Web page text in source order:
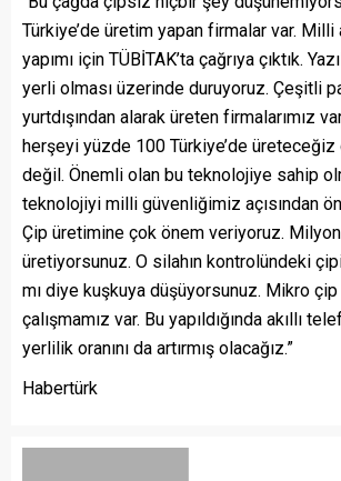
Türkiye’de üretim yapan firmalar var. Milli
yapımı için TÜBİTAK’ta çağrıya çıktık.
yerli olması üzerinde duruyoruz. Çeşitli
yurtdışından alarak üreten firmalarımız
herşeyi yüzde 100 Türkiye’de
değil. Önemli olan bu teknolojiye sahip
teknolojiyi milli güvenliğimiz açısından
Çip üretimine çok önem veriyoruz.
üretiyorsunuz. O silahın kontrolündeki
mı diye kuşkuya düşüyorsunuz. Mikro
çalışmamız var. Bu yapıldığında akıllı
yerlilik oranını da artırmış olacağız.”
Habertürk